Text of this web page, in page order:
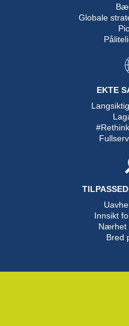
Globale
EKTE
Innsikt
Nærhet
Bred